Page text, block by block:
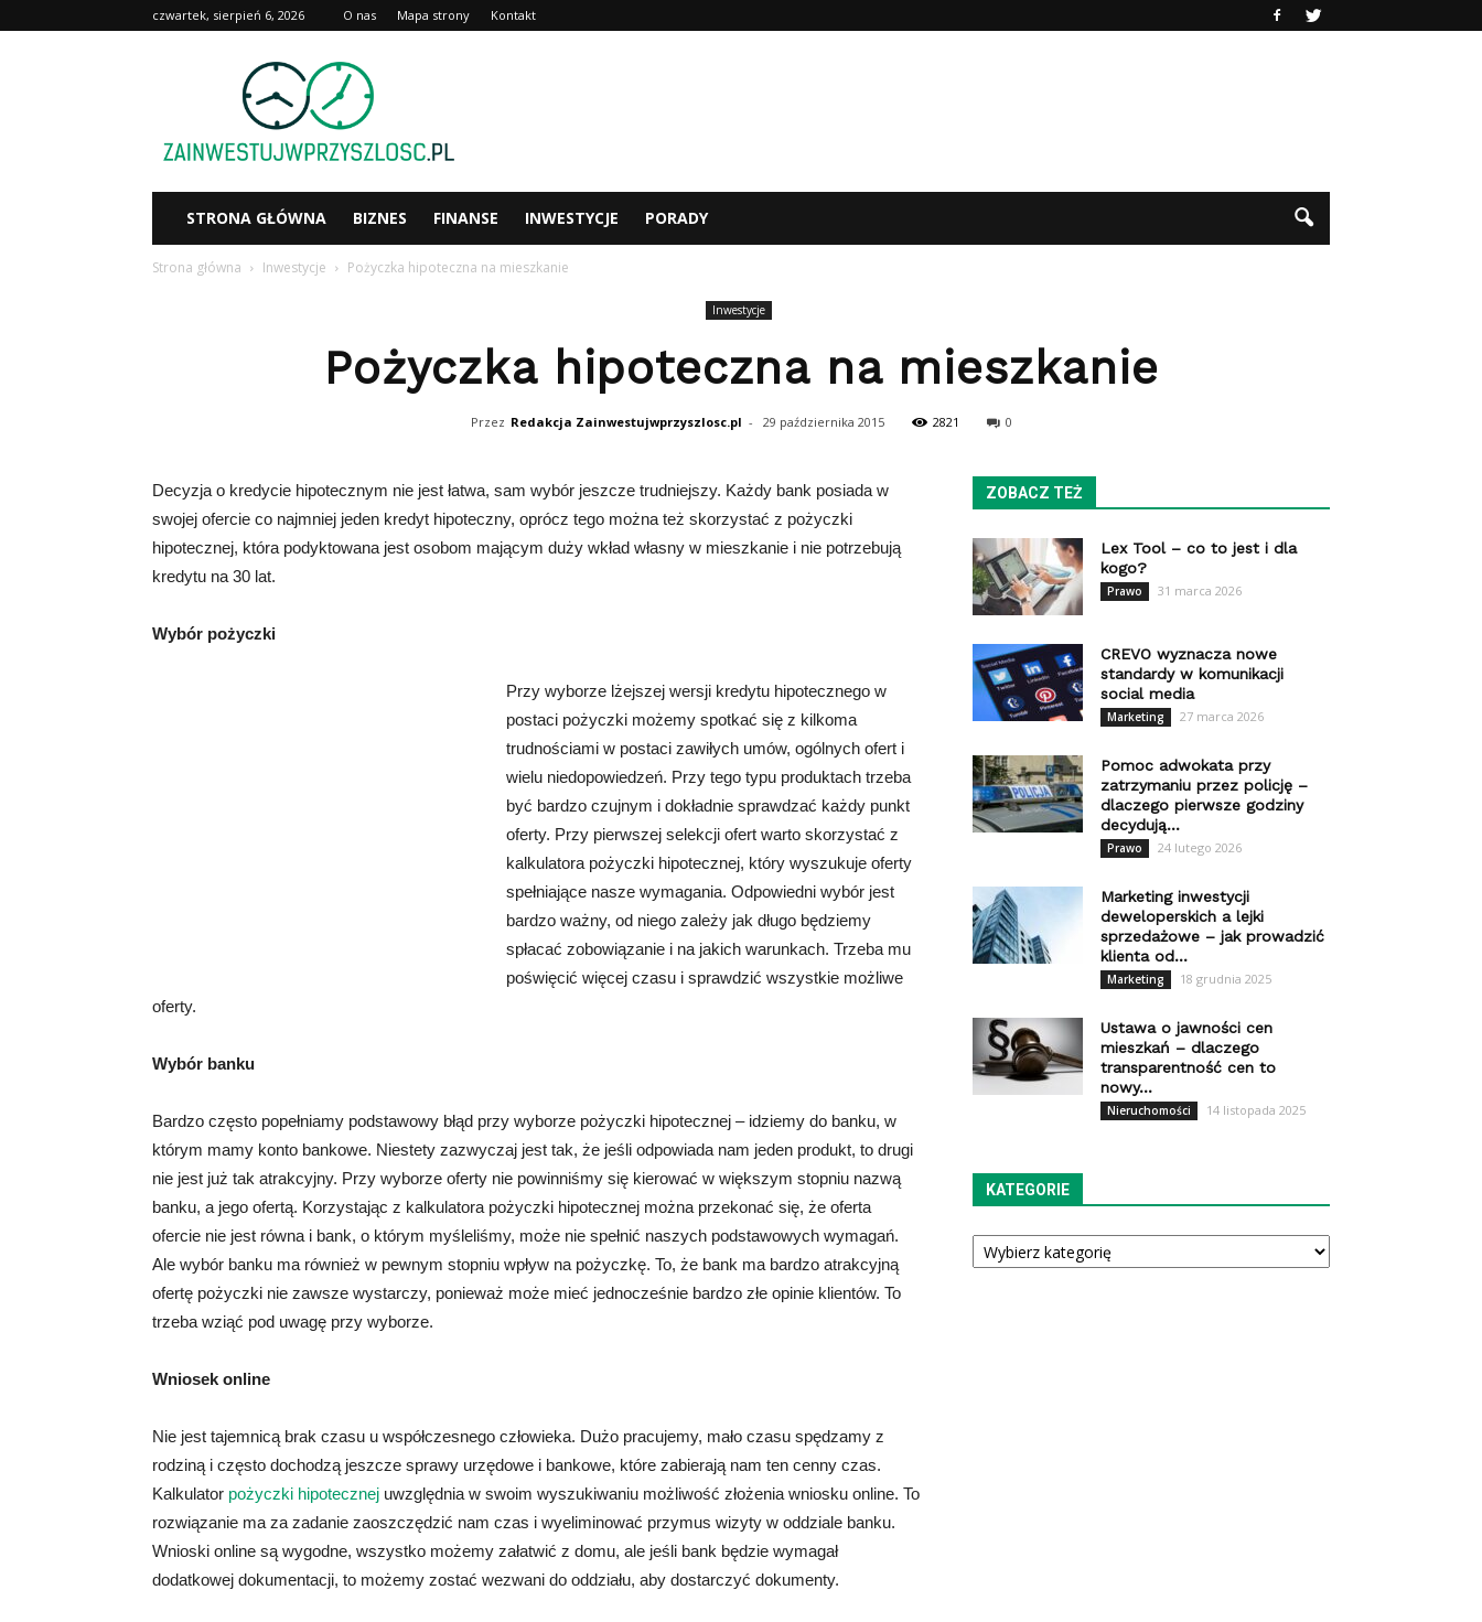
czwartek, sierpień 6, 2026 O nas Mapa strony Kontakt
Zainwestujwprzyszlosc.pl
STRONA GŁÓWNA BIZNES FINANSE INWESTYCJE PORADY
Strona główna Inwestycje Pożyczka hipoteczna na mieszkanie
Inwestycje
Pożyczka hipoteczna na mieszkanie
Przez Redakcja Zainwestujwprzyszlosc.pl - 29 października 2015 2821 0
Decyzja o kredycie hipotecznym nie jest łatwa, sam wybór jeszcze trudniejszy. Każdy bank posiada w
swojej ofercie co najmniej jeden kredyt hipoteczny, oprócz tego można też skorzystać z pożyczki
hipotecznej, która podyktowana jest osobom mającym duży wkład własny w mieszkanie i nie potrzebują
kredytu na 30 lat.
Wybór pożyczki
Przy wyborze lżejszej wersji kredytu hipotecznego w
postaci pożyczki możemy spotkać się z kilkoma
trudnościami w postaci zawiłych umów, ogólnych ofert i
wielu niedopowiedzeń. Przy tego typu produktach trzeba
być bardzo czujnym i dokładnie sprawdzać każdy punkt
oferty. Przy pierwszej selekcji ofert warto skorzystać z
kalkulatora pożyczki hipotecznej, który wyszukuje oferty
spełniające nasze wymagania. Odpowiedni wybór jest
bardzo ważny, od niego zależy jak długo będziemy
spłacać zobowiązanie i na jakich warunkach. Trzeba mu
poświęcić więcej czasu i sprawdzić wszystkie możliwe
oferty.
Wybór banku
Bardzo często popełniamy podstawowy błąd przy wyborze pożyczki hipotecznej – idziemy do banku, w
którym mamy konto bankowe. Niestety zazwyczaj jest tak, że jeśli odpowiada nam jeden produkt, to drugi
nie jest już tak atrakcyjny. Przy wyborze oferty nie powinniśmy się kierować w większym stopniu nazwą
banku, a jego ofertą. Korzystając z kalkulatora pożyczki hipotecznej można przekonać się, że oferta
ofercie nie jest równa i bank, o którym myśleliśmy, może nie spełnić naszych podstawowych wymagań.
Ale wybór banku ma również w pewnym stopniu wpływ na pożyczkę. To, że bank ma bardzo atrakcyjną
ofertę pożyczki nie zawsze wystarczy, ponieważ może mieć jednocześnie bardzo złe opinie klientów. To
trzeba wziąć pod uwagę przy wyborze.
Wniosek online
Nie jest tajemnicą brak czasu u współczesnego człowieka. Dużo pracujemy, mało czasu spędzamy z
rodziną i często dochodzą jeszcze sprawy urzędowe i bankowe, które zabierają nam ten cenny czas.
Kalkulator pożyczki hipotecznej uwzględnia w swoim wyszukiwaniu możliwość złożenia wniosku online. To
rozwiązanie ma za zadanie zaoszczędzić nam czas i wyeliminować przymus wizyty w oddziale banku.
Wnioski online są wygodne, wszystko możemy załatwić z domu, ale jeśli bank będzie wymagał
dodatkowej dokumentacji, to możemy zostać wezwani do oddziału, aby dostarczyć dokumenty.
ZOBACZ TEŻ
Lex Tool – co to jest i dla
kogo?
Prawo 31 marca 2026
CREVO wyznacza nowe
standardy w komunikacji
social media
Marketing 27 marca 2026
Pomoc adwokata przy
zatrzymaniu przez policję –
dlaczego pierwsze godziny
decydują...
Prawo 24 lutego 2026
Marketing inwestycji
deweloperskich a lejki
sprzedażowe – jak prowadzić
klienta od...
Marketing 18 grudnia 2025
Ustawa o jawności cen
mieszkań – dlaczego
transparentność cen to
nowy...
Nieruchomości 14 listopada 2025
KATEGORIE
Kategorie